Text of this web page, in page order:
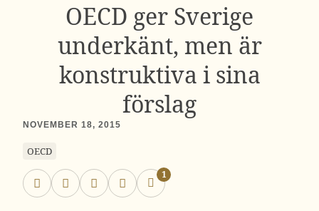
OECD ger Sverige
underkänt, men är
konstruktiva i sina
förslag
NOVEMBER 18, 2015
OECD
1